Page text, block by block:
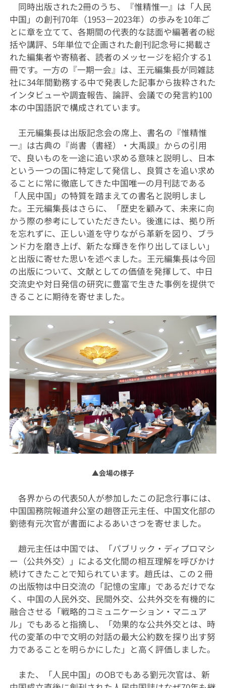
同時出版された2冊のうち、『惟精惟一』は「人民
中国」の創刊70年（1953－2023年）の歩みを10年ご
とに章を立てて、各期間の代表的な誌面や編著者の総
括や講評、5年単位で企画された創刊記念号に掲載さ
れた編集者や寄稿者、読者のメッセージを紹介する1
冊です。一方の『一期一会』は、王元編集長が同雑誌
社に34年間勤務する中で発表した記事から抜粋された
インタビューや調査報告、論評、会議での発言約100
本の中国語訳で構成されています。
王元編集長は出版記念会の席上、書名の『惟精惟
一』は古典の『尚書（書経）・大禹謨』からの引用
で、良いものを一途に追い求める意味と説明し、日本
という一つの国に特定して発信し、良質さを追い求め
ることに常に徹底してきた中国唯一の月刊誌である
「人民中国」の特質を踏まえての書名と説明しまし
た。王元編集長はさらに、「歴史を顧みて、未来に向
かう際の参考にしていただきたい。後進には、拠り所
を忘れずに、正しい道を守りながら革新を図り、ブラ
ンド力を磨き上げ、新たな輝きを作り出してほしい」
と出版に寄せた思いを述べました。王元編集長は今回
の出版について、文献としての価値を発揮して、中日
交流史や対日発信の研究に豊富で生きた事例を提供で
きることに期待を寄せました。
▲会場の様子
各界からの代表50人が参加したこの記念行事には、
中国国務院報道弁公室の趙啓正元主任、中国文化部の
劉徳有元次官が書面によるあいさつを寄せました。
趙元主任は中国では、「パブリック・ディプロマシ
ー（公共外交）」による文化間の相互理解を呼びかけ
続けてきたことで知られています。趙氏は、この２冊
の出版物は中日交流の「記憶の宝庫」であるだけでな
く、中国の人民外交、民間外交、公共外交を有機的に
融合させる「戦略的コミュニケーション・マニュア
ル」でもあると指摘し、「効果的な公共外交とは、時
代の変革の中で文明の対話の最大公約数を探り出す努
力であることを明らかにした」と高く評価しました。
また、「人民中国」のOBでもある劉元次官は、新